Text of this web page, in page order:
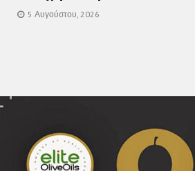
5 Αυγούστου, 2026